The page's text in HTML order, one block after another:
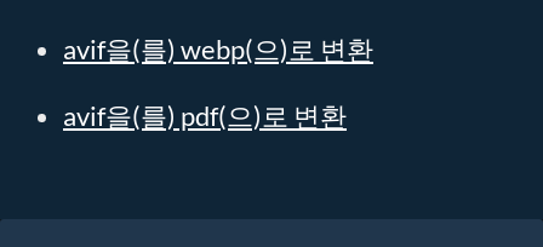
avif을(를) webp(으)로 변환
avif을(를) pdf(으)로 변환